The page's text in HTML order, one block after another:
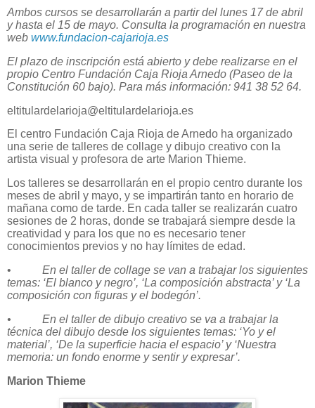
Ambos cursos se desarrollarán a partir del lunes 17 de abril
y hasta el 15 de mayo. Consulta la programación en nuestra
web www.fundacion-cajarioja.es
El plazo de inscripción está abierto y debe realizarse en el
propio Centro Fundación Caja Rioja Arnedo (Paseo de la
Constitución 60 bajo). Para más información: 941 38 52 64.
eltitulardelarioja@eltitulardelarioja.es
El centro Fundación Caja Rioja de Arnedo ha organizado
una serie de talleres de collage y dibujo creativo con la
artista visual y profesora de arte Marion Thieme.
Los talleres se desarrollarán en el propio centro durante los
meses de abril y mayo, y se impartirán tanto en horario de
mañana como de tarde. En cada taller se realizarán cuatro
sesiones de 2 horas, donde se trabajará siempre desde la
creatividad y para los que no es necesario tener
conocimientos previos y no hay límites de edad.
• En el taller de collage se van a trabajar los siguientes
temas: ‘El blanco y negro’, ‘La composición abstracta’ y ‘La
composición con figuras y el bodegón’.
• En el taller de dibujo creativo se va a trabajar la
técnica del dibujo desde los siguientes temas: ‘Yo y el
material’, ‘De la superficie hacia el espacio’ y ‘Nuestra
memoria: un fondo enorme y sentir y expresar’.
Marion Thieme